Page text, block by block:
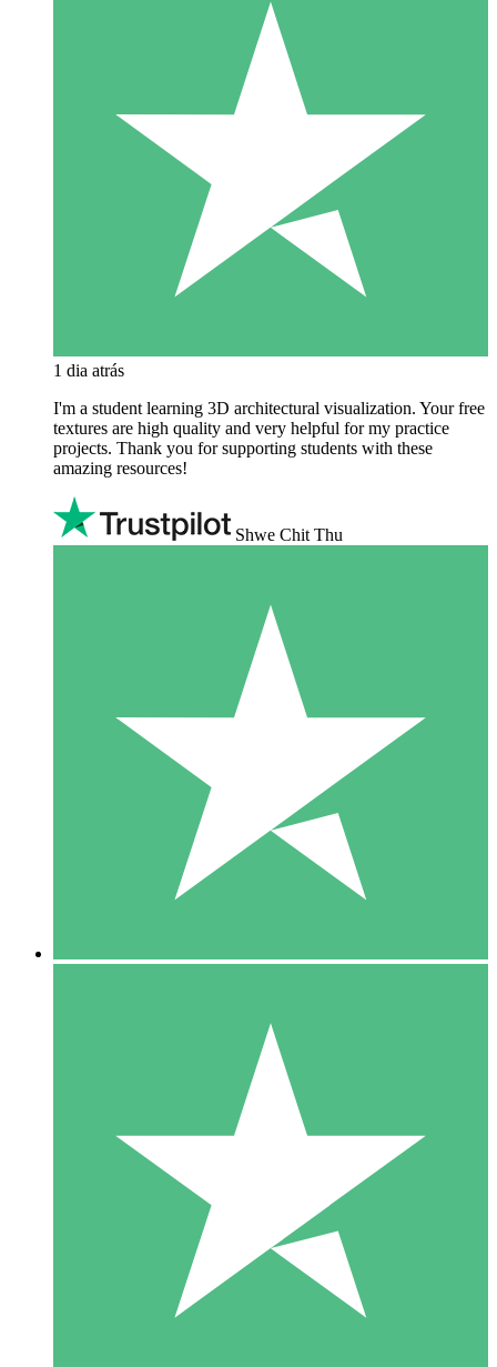
1 dia atrás
I'm a student learning 3D architectural visualization. Your free
textures are high quality and very helpful for my practice
projects. Thank you for supporting students with these
amazing resources!
Shwe Chit Thu